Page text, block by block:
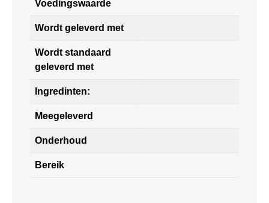
Voedingswaarde
Wordt geleverd met
Wordt standaard
geleverd met
Ingredinten:
Meegeleverd
Onderhoud
Bereik